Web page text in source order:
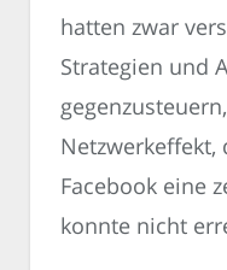
hatten zwar
Strategien und
Facebook eine
konnte nicht